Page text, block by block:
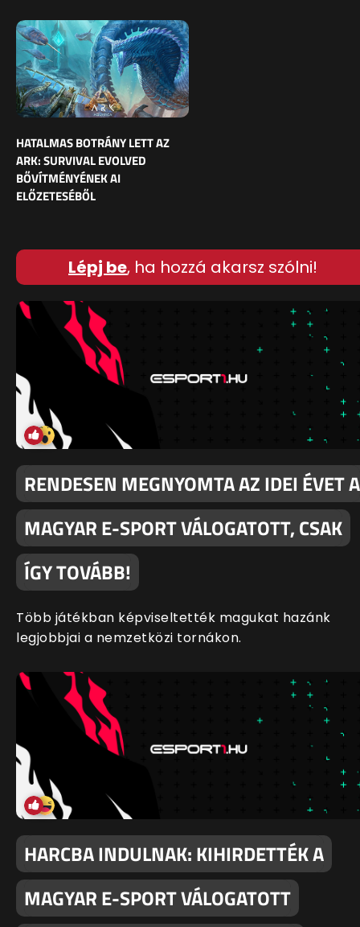
HATALMAS BOTRÁNY LETT AZ
ARK: SURVIVAL EVOLVED
BŐVÍTMÉNYÉNEK AI
ELŐZETESÉBŐL
Lépj be, ha hozzá akarsz szólni!
RENDESEN MEGNYOMTA AZ IDEI ÉVET A
MAGYAR E-SPORT VÁLOGATOTT, CSAK
ÍGY TOVÁBB!
Több játékban képviseltették magukat hazánk
legjobbjai a nemzetközi tornákon.
HARCBA INDULNAK: KIHIRDETTÉK A
MAGYAR E-SPORT VÁLOGATOTT